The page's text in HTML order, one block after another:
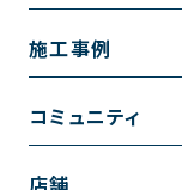
採用情報
キッチンのリフォーム
サービスの流れ
施工事例
施工事例一覧
コミュニティ
コミュニティ